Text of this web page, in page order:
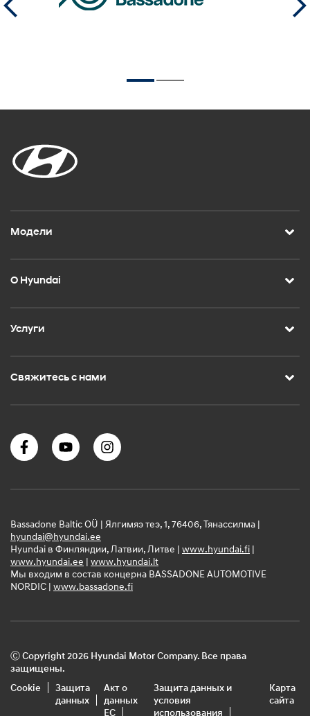
Модели
О Hyundai
Услуги
Свяжитесь с нами
Bassadone Baltic OÜ | Ялгимяэ теэ, 1, 76406, Тянассилма |
hyundai@hyundai.ee
Hyundai в Финляндии, Латвии, Литве | www.hyundai.fi |
www.hyundai.ee | www.hyundai.lt
Мы входим в состав концерна BASSADONE AUTOMOTIVE
NORDIC | www.bassadone.fi
Ⓒ Copyright 2026 Hyundai Motor Company. Все права
защищены.
Cookie
Защита
данных
Акт о
данных
ЕС
Защита данных и
условия
использования
Карта
сайта